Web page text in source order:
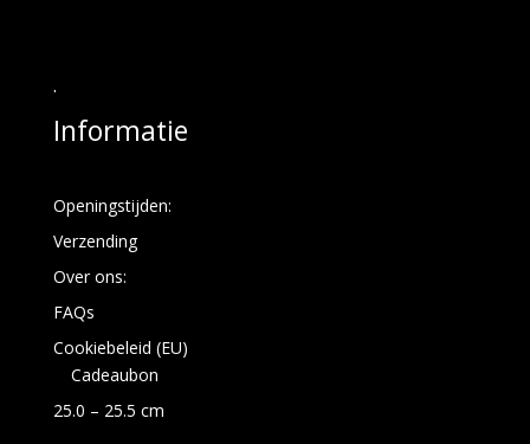
.
Informatie
Openingstijden:
Verzending
Over ons:
FAQs
Cookiebeleid (EU)
Cadeaubon
25.0 – 25.5 cm